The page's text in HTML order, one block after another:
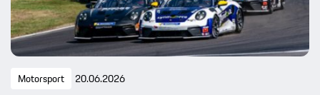
Motorsport 20.06.2026